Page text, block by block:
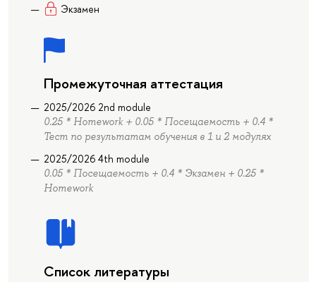
Экзамен
Промежуточная аттестация
2025/2026 2nd module
0.25 * Homework + 0.05 * Посещаемость + 0.4 *
Тест по результатам обучения в 1 и 2 модулях
2025/2026 4th module
0.05 * Посещаемость + 0.4 * Экзамен + 0.25 *
Homework
Список литературы